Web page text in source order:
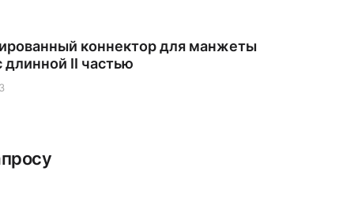
Аксессуары для дерматоскопов
Дерматоскопы
Аккумуляторы и зарядные устройства
коннектор для манжеты
длинной II частью